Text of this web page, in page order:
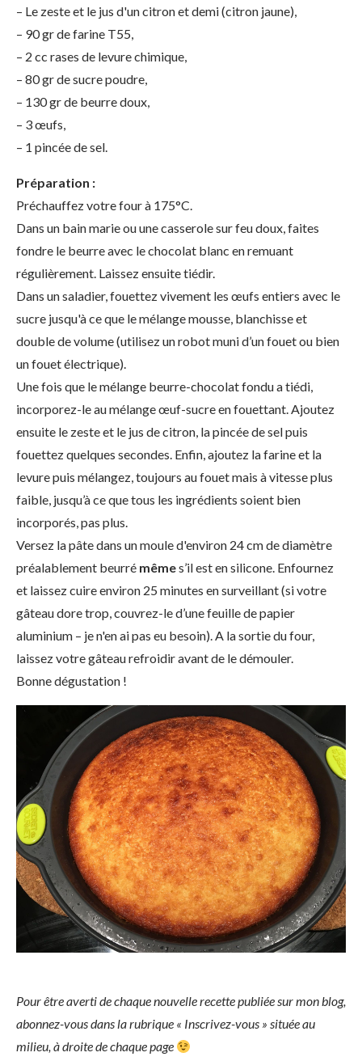
– Le zeste et le jus d'un citron et demi (citron jaune),
– 90 gr de farine T55,
– 2 cc rases de levure chimique,
– 80 gr de sucre poudre,
– 130 gr de beurre doux,
– 3 œufs,
– 1 pincée de sel.
Préparation :
Préchauffez votre four à 175°C.
Dans un bain marie ou une casserole sur feu doux, faites
fondre le beurre avec le chocolat blanc en remuant
régulièrement. Laissez ensuite tiédir.
Dans un saladier, fouettez vivement les œufs entiers avec le
sucre jusqu'à ce que le mélange mousse, blanchisse et
double de volume (utilisez un robot muni d’un fouet ou bien
un fouet électrique).
Une fois que le mélange beurre-chocolat fondu a tiédi,
incorporez-le au mélange œuf-sucre en fouettant. Ajoutez
ensuite le zeste et le jus de citron, la pincée de sel puis
fouettez quelques secondes. Enfin, ajoutez la farine et la
levure puis mélangez, toujours au fouet mais à vitesse plus
faible, jusqu’à ce que tous les ingrédients soient bien
incorporés, pas plus.
Versez la pâte dans un moule d'environ 24 cm de diamètre
préalablement beurré mêmes’il est en silicone. Enfournez
et laissez cuire environ 25 minutes en surveillant (si votre
gâteau dore trop, couvrez-le d’une feuille de papier
aluminium – je n'en ai pas eu besoin). A la sortie du four,
laissez votre gâteau refroidir avant de le démouler.
Bonne dégustation !
Pour être averti de chaque nouvelle recette publiée sur mon blog,
abonnez-vous dans la rubrique « Inscrivez-vous » située au
milieu, à droite de chaque page